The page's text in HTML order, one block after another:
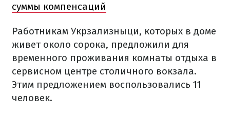
суммы компенсаций
Работникам Укрзализныци, которых в доме
живет около сорока, предложили для
временного проживания комнаты отдыха в
сервисном центре столичного вокзала.
Этим предложением воспользовались 11
человек.